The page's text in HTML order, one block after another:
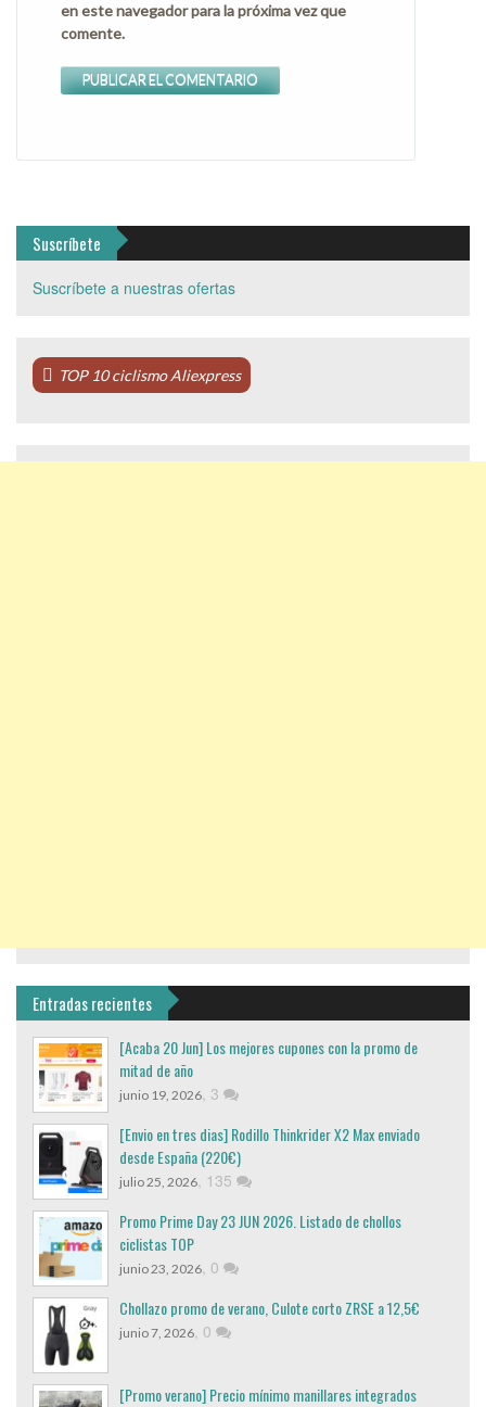
en este navegador para la próxima vez que
comente.
Suscríbete
Suscríbete a nuestras ofertas
TOP 10 ciclismo Aliexpress
Entradas recientes
[Acaba 20 Jun] Los mejores cupones con la promo de
mitad de año
junio 19, 2026, 3
[Envio en tres dias] Rodillo Thinkrider X2 Max enviado
desde España (220€)
julio 25, 2026, 135
Promo Prime Day 23 JUN 2026. Listado de chollos
ciclistas TOP
junio 23, 2026, 0
Chollazo promo de verano, Culote corto ZRSE a 12,5€
junio 7, 2026, 0
[Promo verano] Precio mínimo manillares integrados